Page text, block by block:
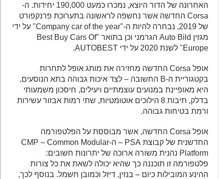
האחרונה של הדור היוצא, נמכרו כמעט 190,000 יחידות. ה-
Corsa החדשה אשר נחשפה לראשונה בתערוכת פרנקפורט
של 2019, נבחרה להיות ה-"Company car of the year" על ידי
מגזין Auto Bild הגרמני וכן בתואר "Best Buy Cars Of
Europe" לשנת 2020 על ידי AUTOBEST.
אופל Corsa החדשה מחזירה את מותג אופל לתחרות
בקטגוריית ה-B החשובה – לצד איכות גבוהה בתא הנוסעים,
היא מאופיינת במנועים עוצמתיים ויעילים, חיסכון משמעותי
בדלק, תיבות 8 הילוכים אוטומטיות, שתי רמות אבזור עשירות
ורמת בטיחות גבוהה.
אופל Corsa החדשה, אשר מבוססת על הפלטפורמה
החדשנית של קבוצת PSA – ה-CMP – Common Modular
Platform נהנית משורה ארוכה של יתרונות חשובים:
פלטפורמה זו תוכננה כך שהיא יכולה לשאת את כל צורות
ההינע המובילות כיום – בנזין, דיזל וכמובן חשמל. בנוסף לכך,